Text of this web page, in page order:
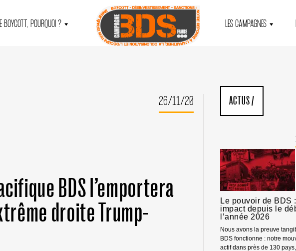
BOYCOTT, POURQUOI ? LES CAMPAGNES
26/11/20
BDS l’emportera
droite Trump-
ACTUS/
Le pouvoir de BDS
impact depuis le
l’année 2026
Nous avons la preuve
BDS fonctionne : notre
actif dans près de 130